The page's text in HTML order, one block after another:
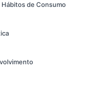
Hábitos de Consumo